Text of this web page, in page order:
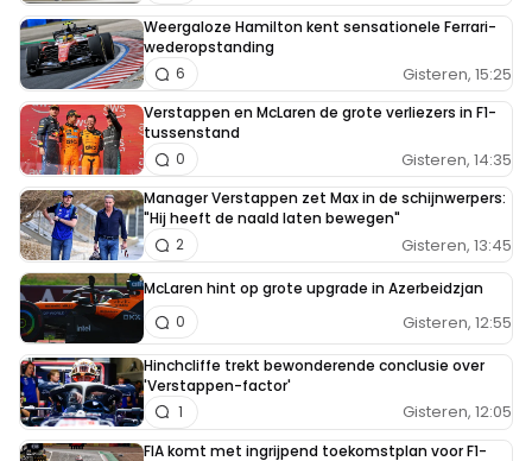
Weergaloze Hamilton kent sensationele Ferrari-
wederopstanding
Gisteren, 15:25
6
Verstappen en McLaren de grote verliezers in F1-
tussenstand
Gisteren, 14:35
0
Manager Verstappen zet Max in de schijnwerpers:
"Hij heeft de naald laten bewegen"
Gisteren, 13:45
2
McLaren hint op grote upgrade in Azerbeidzjan
Gisteren, 12:55
0
Hinchcliffe trekt bewonderende conclusie over
'Verstappen-factor'
Gisteren, 12:05
1
FIA komt met ingrijpend toekomstplan voor F1-